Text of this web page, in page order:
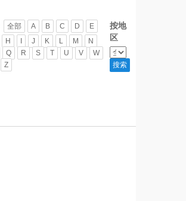
全部 A B C D
E
H I J K L M
N
Q R S T U V
W
Z
按地
区